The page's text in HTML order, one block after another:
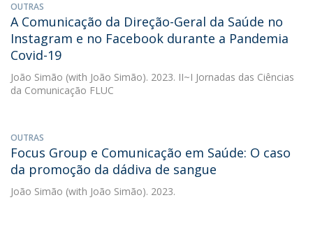
OUTRAS
A Comunicação da Direção-Geral da Saúde no
Instagram e no Facebook durante a Pandemia
Covid-19
João Simão (with João Simão). 2023. II~I Jornadas das Ciências
da Comunicação FLUC
OUTRAS
Focus Group e Comunicação em Saúde: O caso
da promoção da dádiva de sangue
João Simão (with João Simão). 2023.